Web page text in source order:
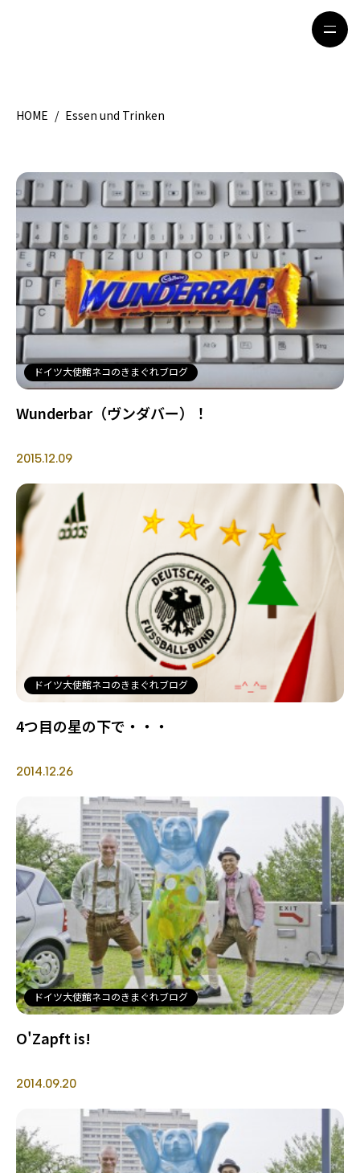
HOME
観光ガイド
留学＆キャリア
ライフスタイル
著者一覧
ライター募集
HOME / Essen und Trinken
ドイツ大使館ネコのきまぐれブログ
Wunderbar（ヴンダバー）！
2015.12.09
ドイツ大使館ネコのきまぐれブログ
4つ目の星の下で・・・
2014.12.26
ドイツ大使館ネコのきまぐれブログ
O'Zapft is!
2014.09.20